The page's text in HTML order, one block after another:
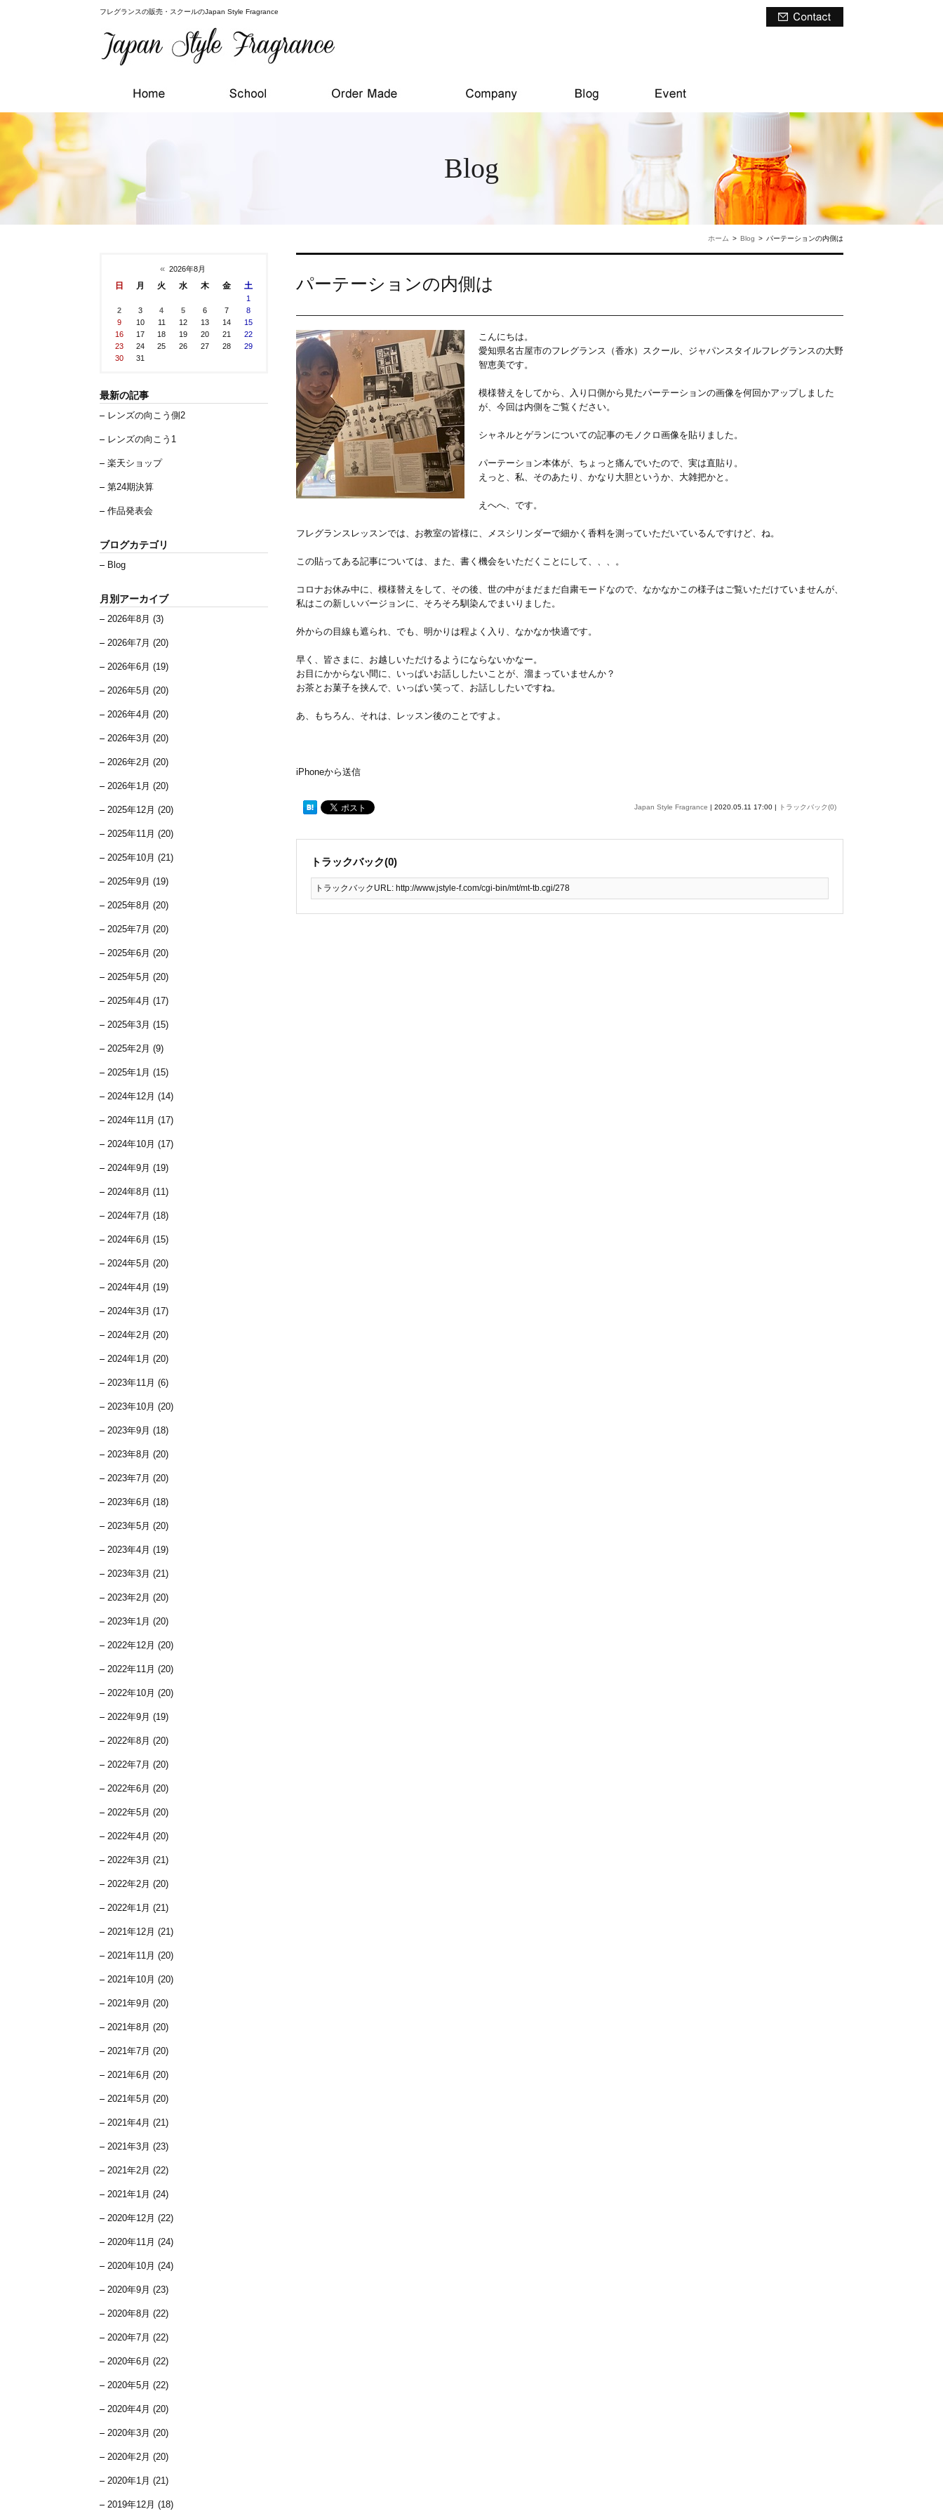
フレグランスの販売・スクールのJapan Style Fragrance
Blog
ホーム > Blog > パーテーションの内側は
パーテーションの内側は
こんにちは。
愛知県名古屋市のフレグランス（香水）スクール、ジャパンスタイルフレグランスの大野
智恵美です。
模様替えをしてから、入り口側から見たパーテーションの画像を何回かアップしました
が、今回は内側をご覧ください。
シャネルとゲランについての記事のモノクロ画像を貼りました。
パーテーション本体が、ちょっと痛んでいたので、実は直貼り。
えっと、私、そのあたり、かなり大胆というか、大雑把かと。
えへへ、です。
フレグランスレッスンでは、お教室の皆様に、メスシリンダーで細かく香料を測っていただいているんですけど、ね。
この貼ってある記事については、また、書く機会をいただくことにして、、、。
コロナお休み中に、模様替えをして、その後、世の中がまだまだ自粛モードなので、なかなかこの様子はご覧いただけていませんが、
私はこの新しいバージョンに、そろそろ馴染んでまいりました。
外からの目線も遮られ、でも、明かりは程よく入り、なかなか快適です。
早く、皆さまに、お越しいただけるようにならないかなー。
お目にかからない間に、いっぱいお話ししたいことが、溜まっていませんか？
お茶とお菓子を挟んで、いっぱい笑って、お話ししたいですね。
あ、もちろん、それは、レッスン後のことですよ。
iPhoneから送信
Japan Style Fragrance | 2020.05.11 17:00 | トラックバック(0)
トラックバック(0)
トラックバックURL: http://www.jstyle-f.com/cgi-bin/mt/mt-tb.cgi/278
« 2026年8月
日 月 火 水 木 金 土
1
2
3 4 5 6 7
8
9
10 11 12 13 14
15
16
17 18 19 20 21
22
23
24 25 26 27 28
29
30
31
最新の記事
レンズの向こう側2
レンズの向こう1
楽天ショップ
第24期決算
作品発表会
ブログカテゴリ
Blog
月別アーカイブ
2026年8月 (3)
2026年7月 (20)
2026年6月 (19)
2026年5月 (20)
2026年4月 (20)
2026年3月 (20)
2026年2月 (20)
2026年1月 (20)
2025年12月 (20)
2025年11月 (20)
2025年10月 (21)
2025年9月 (19)
2025年8月 (20)
2025年7月 (20)
2025年6月 (20)
2025年5月 (20)
2025年4月 (17)
2025年3月 (15)
2025年2月 (9)
2025年1月 (15)
2024年12月 (14)
2024年11月 (17)
2024年10月 (17)
2024年9月 (19)
2024年8月 (11)
2024年7月 (18)
2024年6月 (15)
2024年5月 (20)
2024年4月 (19)
2024年3月 (17)
2024年2月 (20)
2024年1月 (20)
2023年11月 (6)
2023年10月 (20)
2023年9月 (18)
2023年8月 (20)
2023年7月 (20)
2023年6月 (18)
2023年5月 (20)
2023年4月 (19)
2023年3月 (21)
2023年2月 (20)
2023年1月 (20)
2022年12月 (20)
2022年11月 (20)
2022年10月 (20)
2022年9月 (19)
2022年8月 (20)
2022年7月 (20)
2022年6月 (20)
2022年5月 (20)
2022年4月 (20)
2022年3月 (21)
2022年2月 (20)
2022年1月 (21)
2021年12月 (21)
2021年11月 (20)
2021年10月 (20)
2021年9月 (20)
2021年8月 (20)
2021年7月 (20)
2021年6月 (20)
2021年5月 (20)
2021年4月 (21)
2021年3月 (23)
2021年2月 (22)
2021年1月 (24)
2020年12月 (22)
2020年11月 (24)
2020年10月 (24)
2020年9月 (23)
2020年8月 (22)
2020年7月 (22)
2020年6月 (22)
2020年5月 (22)
2020年4月 (20)
2020年3月 (20)
2020年2月 (20)
2020年1月 (21)
2019年12月 (18)